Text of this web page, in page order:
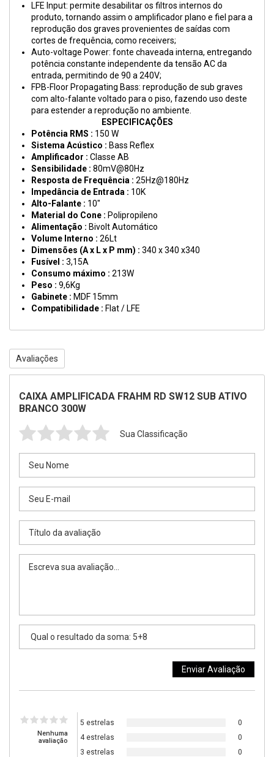
LFE Input: permite desabilitar os filtros internos do
produto, tornando assim o amplificador plano e fiel para a
reprodução dos graves provenientes de saídas com
cortes de frequência, como receivers;
Auto-voltage Power: fonte chaveada interna, entregando
potência constante independente da tensão AC da
entrada, permitindo de 90 a 240V;
FPB-Floor Propagating Bass: reprodução de sub graves
com alto-falante voltado para o piso, fazendo uso deste
para estender a reprodução no ambiente.
ESPECIFICAÇÕES
Potência RMS : 150 W
Sistema Acústico : Bass Reflex
Amplificador : Classe AB
Sensibilidade : 80mV@80Hz
Resposta de Frequência : 25Hz@180Hz
Impedância de Entrada : 10K
Alto-Falante : 10"
Material do Cone : Polipropileno
Alimentação : Bivolt Automático
Volume Interno : 26Lt
Dimensões (A x L x P mm) : 340 x 340 x340
Fusível : 3,15A
Consumo máximo : 213W
Peso : 9,6Kg
Gabinete : MDF 15mm
Compatibilidade : Flat / LFE
Avaliações
CAIXA AMPLIFICADA FRAHM RD SW12 SUB ATIVO
BRANCO 300W
Sua Classificação
Nenhuma
avaliação
5 estrelas
0
4 estrelas
0
3 estrelas
0